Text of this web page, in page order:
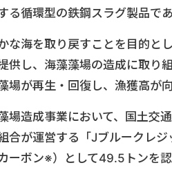
る循環型の鉄鋼スラグ製品であ
な海を取り戻すことを目的と
供し、海藻藻場の造成に取り
場が再生・回復し、漁獲高が
場造成事業において、国土交
合が運営する「Jブルークレ
ーボン※）として49.5トンを